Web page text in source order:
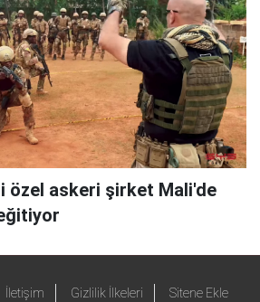
özel askeri şirket Mali'de
İletişim Gizlilik İlkeleri Sitene Ekle